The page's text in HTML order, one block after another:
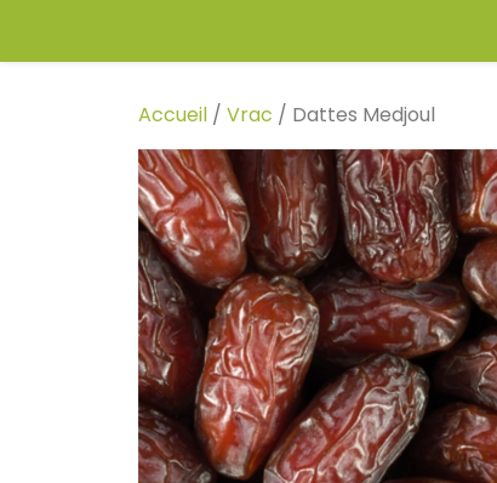
Accueil / Vrac / Dattes Medjoul